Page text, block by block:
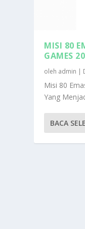
MISI 80
GAMES
oleh admin |
Misi 80
Yang
BACA